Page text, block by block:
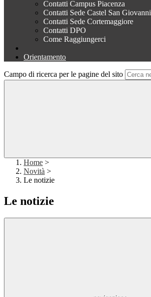
Contatti Campus Piacenza
Contatti Sede Castel San Giovanni
Contatti Sede Cortemaggiore
Contatti DPO
Come Raggiungerci
Orientamento
Campo di ricerca per le pagine del sito
Home >
Novità >
Le notizie
Le notizie